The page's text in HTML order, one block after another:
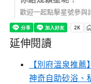
歡迎一起點擊星號參與
延伸閱讀
【別府溫泉推
神奇自助砂浴、